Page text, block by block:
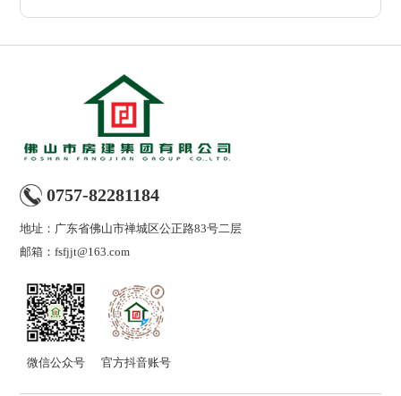
0757-82281184
地址：广东省佛山市禅城区公正路83号二层
邮箱：fsfjjt@163.com
微信公众号 官方抖音账号